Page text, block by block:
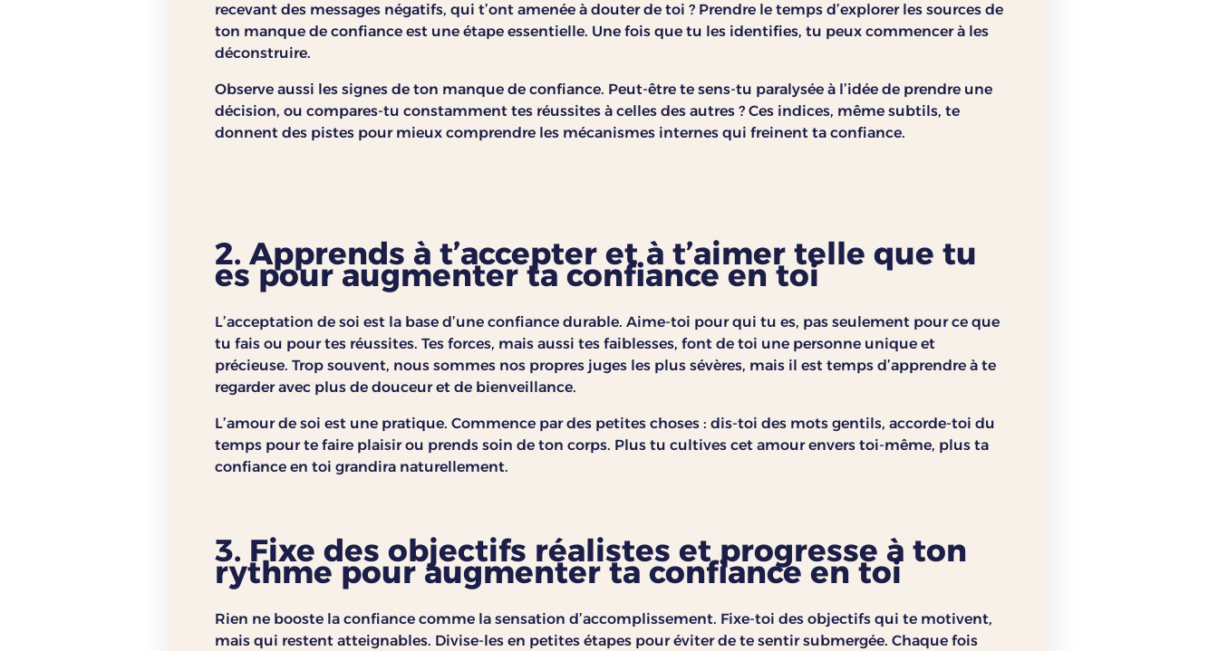
recevant des messages négatifs, qui t’ont amenée à douter de toi ? Prendre le temps d’explorer les sources de
ton manque de confiance est une étape essentielle. Une fois que tu les identifies, tu peux commencer à les
déconstruire.
Observe aussi les signes de ton manque de confiance. Peut-être te sens-tu paralysée à l’idée de prendre une
décision, ou compares-tu constamment tes réussites à celles des autres ? Ces indices, même subtils, te
donnent des pistes pour mieux comprendre les mécanismes internes qui freinent ta confiance.
2. Apprends à t’accepter et à t’aimer telle que tu
es pour augmenter ta confiance en toi
L’acceptation de soi est la base d’une confiance durable. Aime-toi pour qui tu es, pas seulement pour ce que
tu fais ou pour tes réussites. Tes forces, mais aussi tes faiblesses, font de toi une personne unique et
précieuse. Trop souvent, nous sommes nos propres juges les plus sévères, mais il est temps d’apprendre à te
regarder avec plus de douceur et de bienveillance.
L’amour de soi est une pratique. Commence par des petites choses : dis-toi des mots gentils, accorde-toi du
temps pour te faire plaisir ou prends soin de ton corps. Plus tu cultives cet amour envers toi-même, plus ta
confiance en toi grandira naturellement.
3. Fixe des objectifs réalistes et progresse à ton
rythme pour augmenter ta confiance en toi
Rien ne booste la confiance comme la sensation d’accomplissement. Fixe-toi des objectifs qui te motivent,
mais qui restent atteignables. Divise-les en petites étapes pour éviter de te sentir submergée. Chaque fois